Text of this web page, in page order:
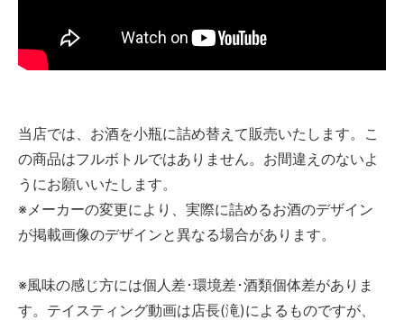
当店では、お酒を小瓶に詰め替えて販売いたします。こ
の商品はフルボトルではありません。お間違えのないよ
うにお願いいたします。
※メーカーの変更により、実際に詰めるお酒のデザイン
が掲載画像のデザインと異なる場合があります。
※風味の感じ方には個人差･環境差･酒類個体差がありま
す。テイスティング動画は店長(滝)によるものですが、